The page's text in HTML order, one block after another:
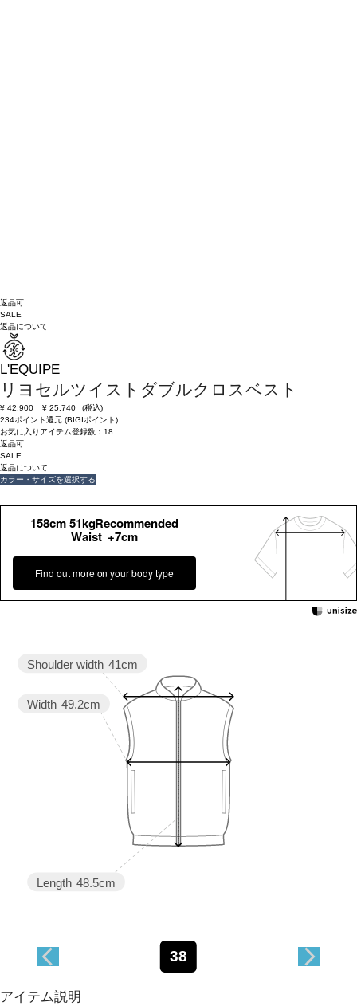
返品可
SALE
返品について
L'EQUIPE
リヨセルツイストダブルクロスベスト
¥ 42,900 ¥ 25,740
(税込)
234ポイント還元 (BIGIポイント)
お気に入りアイテム登録数： 18
返品可
SALE
返品について
カラー・サイズを選択する
158cm 51kgRecommended
Waist +7cm
Find out more on your body type
Length 48.5cm
Width 49.2cm
Shoulder width 41cm
38
アイテム説明